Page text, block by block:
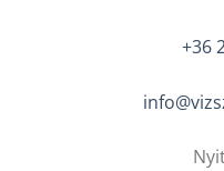
+36